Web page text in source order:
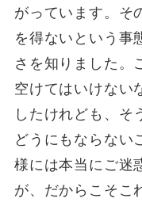
がっています。そ
を得ないという事
さを知りました。
空けてはいけない
したけれども、そ
どうにもならない
様には本当にご迷
が、だからこそこ